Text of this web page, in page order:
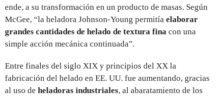
ende, a su transformación en un producto de masas. Según
McGee, “la heladora Johnson-Young permitía elaborar
grandes cantidades de helado de textura fina con una
simple acción mecánica continuada”.
Entre finales del siglo XIX y principios del XX la
fabricación del helado en EE. UU. fue aumentando, gracias
al uso de heladoras industriales, al abaratamiento de los